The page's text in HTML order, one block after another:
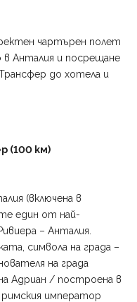
чартърен полет
Анталия и посрещане
до хотела и
(100 км)
(включена в
един от най-
– Анталия.
символа на града –
на града
Адриан / построена в
император